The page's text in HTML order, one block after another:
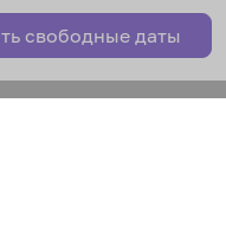
свободные даты